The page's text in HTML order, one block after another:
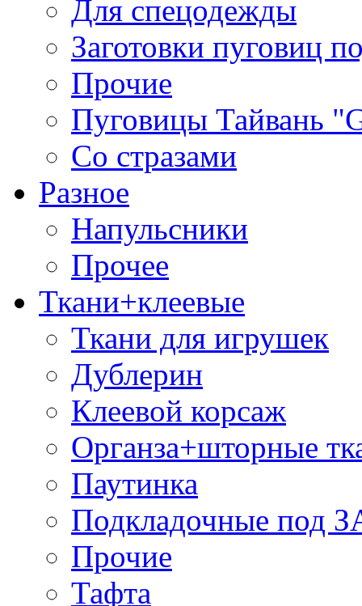
Для спецодежды
Заготовки пуговиц
Прочие
Пуговицы Тайвань
Со стразами
Разное
Напульсники
Прочее
Ткани+клеевые
Ткани для игрушек
Дублерин
Клеевой корсаж
Органза+шторные
Паутинка
Подкладочные под
Прочие
Тафта